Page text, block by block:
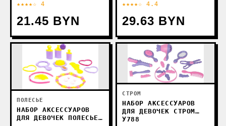
★★★★☆ 4
21.45 BYN
★★★★☆ 4.4
29.63 BYN
ПОЛЕСЬЕ
НАБОР АКСЕССУАРОВ
ДЛЯ ДЕВОЧЕК ПОЛЕСЬЕ
СТРОМ
НАБОР АКСЕССУАРОВ
ДЛЯ ДЕВОЧЕК СТРОМ
У788